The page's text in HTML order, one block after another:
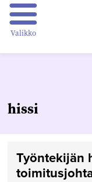
Valikko
hissi
Työntekijän